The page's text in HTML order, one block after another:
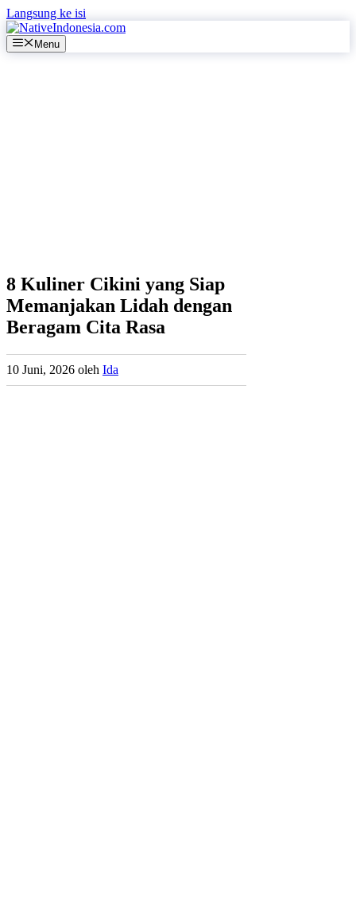
Langsung ke isi
Menu
8 Kuliner Cikini yang Siap
Memanjakan Lidah dengan
Beragam Cita Rasa
10 Juni, 2026 oleh Ida